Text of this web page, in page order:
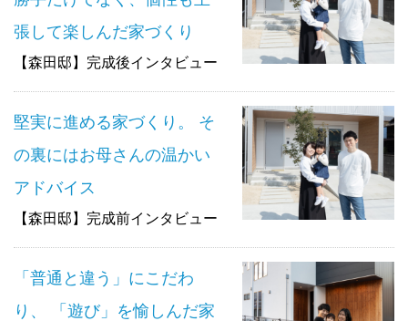
張して楽しんだ家づくり
【森田邸】完成後インタビュー
堅実に進める家づくり。 そ
の裏にはお母さんの温かい
アドバイス
【森田邸】完成前インタビュー
「普通と違う」にこだわ
り、 「遊び」を愉しんだ家